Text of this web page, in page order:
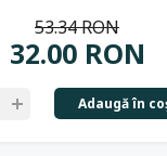
32.00 RON
53.34 RON
Adaugă în